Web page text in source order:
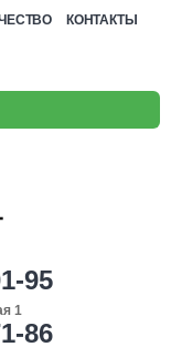
КОНТАКТЫ
95
1
86